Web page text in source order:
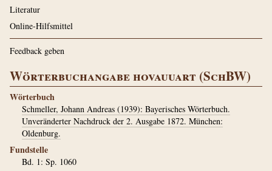
Literatur
Online-Hilfsmittel
Feedback geben
Wörterbuchangabe hovauuart (SchBW)
Wörterbuch
Schmeller, Johann Andreas (1939): Bayerisches Wörterbuch.
Unveränderter Nachdruck der 2. Ausgabe 1872. München:
Oldenburg.
Fundstelle
Bd. 1: Sp. 1060